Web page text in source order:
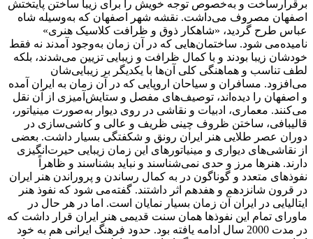
برقرار‌ساخت و به‌خصوص توجه خویش را برای زیبا ساختن پایتختش
اصفهان مصروف می‌داشت. نقشه شهر اصفهان که به‌وسیله شاه
عباس طرح گردید، «شاهکار ذوق و ظرافت کلاسیک هنری»
نامیده‌می شود. ساختمان‌هایی که در آن زمان به‌وجود آمدند نه فقط
خودشان زیبا بودند و با کمال ظرافت و زیبایی تزیین می‌شدند، بلکه
لطف تناسب و هماهنگی کلی آن‌ها با یکدیگر بر زیبایی‌شان
می‌افزود. مسافران و سیاحان اروپایی که در آن زمان به ایران آمده
و اصفهان را دیده‌اند، توصیف‌های مفصل و ستایش‌آمیزی از آن نقل
می‌کنند. معماری، ادبیات و نقاشی در روی دیوار به‌صورت مینیاتور،
قالیبافی، ساختن ظروف چینی ظریف و عالی و کاشی‌سازی در
دوران عصر طلایی هنر ایران رونق و شکفتگی بسیار داشت. بعضی
از نقاشی‌های دیواری و مینیاتورهای این زمان زیبایی حیرت‌انگیزی
دارند. هنرها مرز و حدی نمی‌شناسند و نباید بشناسند و ظاهراً
نفوذهای متعدد و گوناگون در به کمال رساندن و پروراندن هنر ایران
در قرون شانزدهم و هفدهم اثر داشتند. گفته‌می شود که نفوذ هنر
ایتالیایی در ایران آن زمان بسیار نمایان است. اما در هر حال در
ماورای تمام این نفوذها همان سنت قدیمی هنر ایران قرار‌ داشت که
در مدت 2000 سال ادامه یافته بود. حدود فرهنگ ایرانی هم به خود